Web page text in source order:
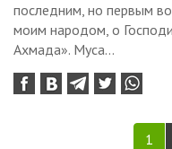
последним, но первым
моим народом, о
Ахмада». Муса...
1